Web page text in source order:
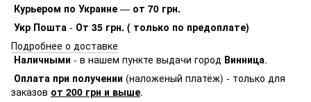
Курьером по Украине — от 70 грн.
Укр Пошта - От 35 грн. ( только по предоплате)
Подробнее о доставке
Наличными - в нашем пункте выдачи город Винница.
Оплата при получении (наложеный платёж) - только для
заказов от 200 грн и выше.